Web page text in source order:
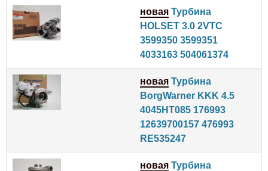
новая Турбина
HOLSET 3.0 2VTC
3599350 3599351
4033163 504061374
новая Турбина
BorgWarner KKK 4.5
4045HT085 176993
12639700157 476993
RE535247
новая Турбина